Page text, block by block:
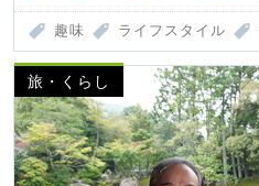
趣味 ライフスタイル
旅・くらし